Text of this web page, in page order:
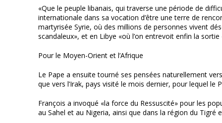
«Que le peuple libanais, qui traverse une période de
internationale dans sa vocation d’être une terre de
martyrisée Syrie, où des millions de personnes vivent
scandaleux», et en Libye «où l’on entrevoit enfin la
Pour le Moyen-Orient et l’Afrique
Le Pape a ensuite tourné ses pensées naturellement
que vers l’Irak, pays visité le mois dernier, pour lequel
François a invoqué «la force du Ressuscité» pour les
au Sahel et au Nigeria, ainsi que dans la région du Tigré